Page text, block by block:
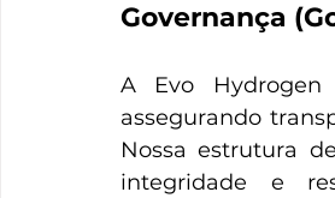
Governança
A Evo Hydrogen
assegurando
Nossa estrutura
integridade e